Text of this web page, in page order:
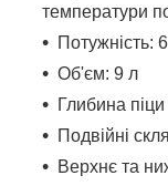
температури
Потужність:
Об'єм: 9 л
Глибина
Подвійні
Верхнє та